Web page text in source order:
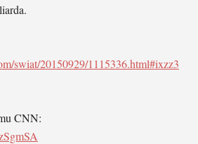
swiat/20150929/1115336.html#ixzz3
CNN: